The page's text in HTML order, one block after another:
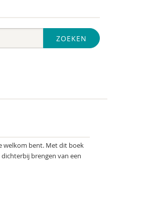
ZOEKEN
welkom bent. Met dit boek
brengen van een